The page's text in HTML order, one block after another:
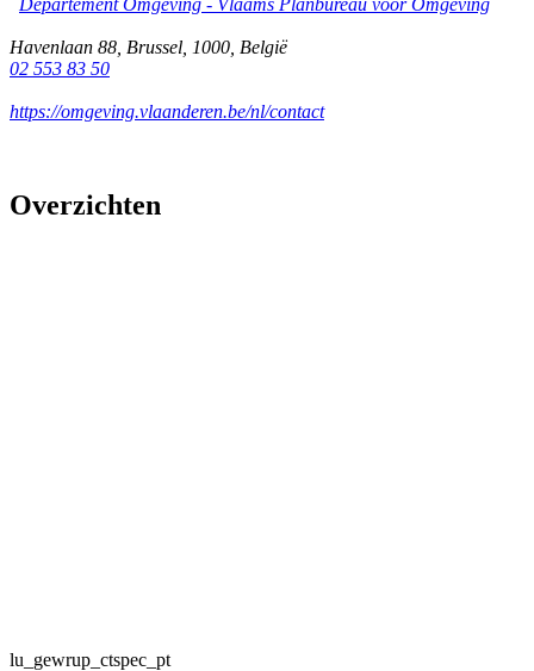
Departement Omgeving - Vlaams Planbureau voor Omgeving
Havenlaan 88 Brussel 1000 België
02 553 83 50
https://omgeving.vlaanderen.be/nl/contact
Overzichten
lu_gewrup_ctspec_pt